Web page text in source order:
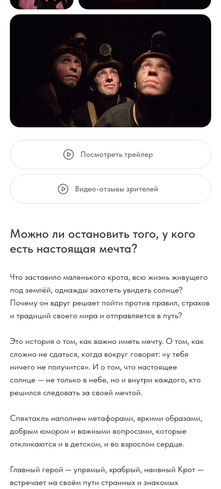
Посмотреть трейлер
Видео-отзывы зрителей
Можно ли остановить того, у кого
есть настоящая мечта?
Что заставило маленького крота, всю жизнь живущего
под землёй, однажды захотеть увидеть солнце?
Почему он вдруг решает пойти против правил, страхов
и традиций своего мира и отправляется в путь?
Это история о том, как важно иметь мечту. О том, как
сложно не сдаться, когда вокруг говорят: «у тебя
ничего не получится». И о том, что настоящее
солнце — не только в небе, но и внутри каждого, кто
решился следовать за своей мечтой.
Спектакль наполнен метафорами, яркими образами,
добрым юмором и важными вопросами, которые
откликаются и в детском, и во взрослом сердце.
Главный герой — упрямый, храбрый, наивный Крот —
встречает на своём пути странных и знакомых